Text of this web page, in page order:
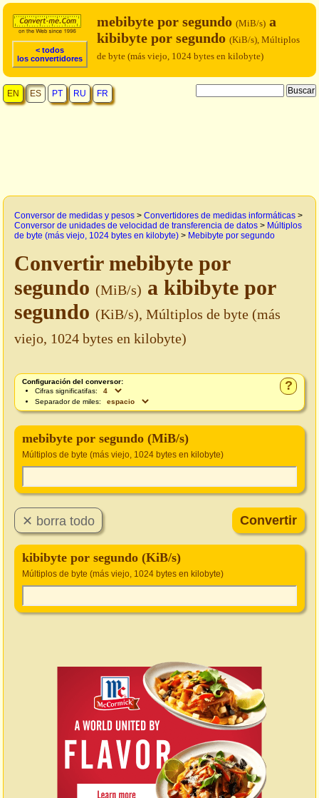
< todos
los convertidores
mebibyte por segundo (MiB/s) a
kibibyte por segundo (KiB/s), Múltiplos
de byte (más viejo, 1024 bytes en kilobyte)
EN ES PT RU FR
Conversor de medidas y pesos > Convertidores de medidas informáticas >
Conversor de unidades de velocidad de transferencia de datos > Múltiplos
de byte (más viejo, 1024 bytes en kilobyte) > Mebibyte por segundo
Convertir mebibyte por
segundo (MiB/s) a kibibyte por
segundo (KiB/s), Múltiplos de byte (más
viejo, 1024 bytes en kilobyte)
?
Configuración del conversor:
Cifras significatifas:
Separador de miles:
mebibyte por segundo (MiB/s)
Múltiplos de byte (más viejo, 1024 bytes en kilobyte)
kibibyte por segundo (KiB/s)
Múltiplos de byte (más viejo, 1024 bytes en kilobyte)